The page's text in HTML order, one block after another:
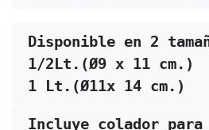
Disponible en 2
1/2Lt.(Ø9 x 11 cm.)
1 Lt.(Ø11x 14 cm.)​
Incluye colador para